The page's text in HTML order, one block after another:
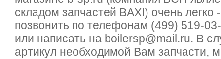
складом запчастей BAXI) очень
позвонить по телефонам (499) 519-
или написать на boilersp@mail.ru. В
артикул необходимой Вам запчасти,